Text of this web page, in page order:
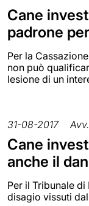
Cane
padrone
Per la
non può
lesione di un
31-08-2017
Cane
anche il
Per il Tribunale
disagio vissuti